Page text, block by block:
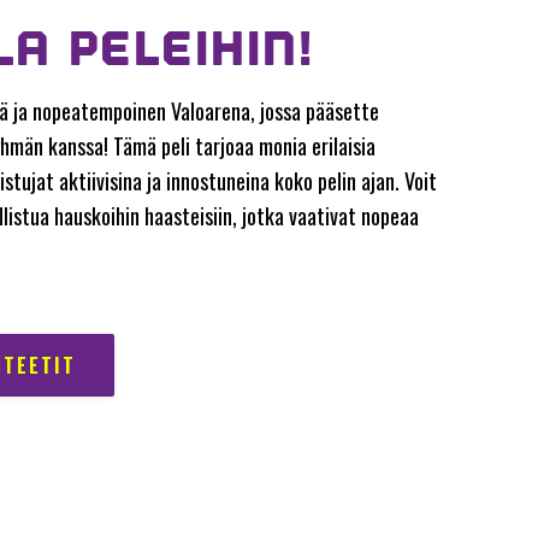
PELEIHIN!
nopeatempoinen Valoarena, jossa pääsette
kanssa! Tämä peli tarjoaa monia erilaisia
aktiivisina ja innostuneina koko pelin ajan. Voit
hauskoihin haasteisiin, jotka vaativat nopeaa